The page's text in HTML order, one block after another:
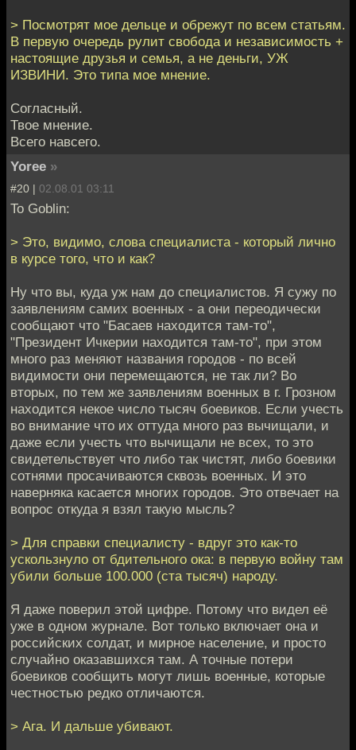
> Посмотрят мое дельце и обрежут по всем статьям.
В первую очередь рулит свобода и независимость +
настоящие друзья и семья, а не деньги, УЖ
ИЗВИНИ. Это типа мое мнение.
Согласный.
Твое мнение.
Всего навсего.
Yoree »
#20 | 02.08.01 03:11
To Goblin:
> Это, видимо, слова специалиста - который лично
в курсе того, что и как?
Ну что вы, куда уж нам до специалистов. Я сужу по
заявлениям самих военных - а они переодически
сообщают что "Басаев находится там-то",
"Президент Ичкерии находится там-то", при этом
много раз меняют названия городов - по всей
видимости они перемещаются, не так ли? Во
вторых, по тем же заявлениям военных в г. Грозном
находится некое число тысяч боевиков. Если учесть
во внимание что их оттуда много раз вычищали, и
даже если учесть что вычищали не всех, то это
свидетельствует что либо так чистят, либо боевики
сотнями просачиваются сквозь военных. И это
наверняка касается многих городов. Это отвечает на
вопрос откуда я взял такую мысль?
> Для справки специалисту - вдруг это как-то
ускользнуло от бдительного ока: в первую войну там
убили больше 100.000 (ста тысяч) народу.
Я даже поверил этой цифре. Потому что видел её
уже в одном журнале. Вот только включает она и
российских солдат, и мирное население, и просто
случайно оказавшихся там. А точные потери
боевиков сообщить могут лишь военные, которые
честностью редко отличаются.
> Ага. И дальше убивают.